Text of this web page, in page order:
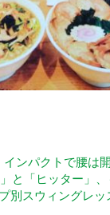
インパクトで腰は
と「ヒッター」
別スウィングレッ